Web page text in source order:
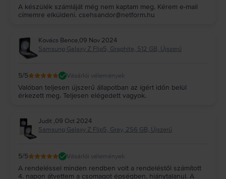
A készülék számláját még nem kaptam meg. Kérem e-mail
címemre elküldeni. csehsandor@netform.hu
Kovács Bence,09 Nov 2024
Samsung Galaxy Z Flip5, Graphite, 512 GB, Újszerű
5/5 Vásárlói vélemények
Valóban teljesen újszerű állapotban az ígért időn belül
érkezett meg. Teljesen elégedett vagyok.
Judit ,09 Oct 2024
Samsung Galaxy Z Flip5, Gray, 256 GB, Újszerű
5/5 Vásárlói vélemények
A rendeléssel minden rendben volt a rendeléstől számított
4. napon átvettem a csomagot épségben, hiánytalanul. A